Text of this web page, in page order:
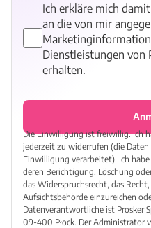
Ich erkläre mich
an die von mir
Dienstleistungen von
erhalten.
Die Einwilligung ist freiwillig. Ich
jederzeit zu widerrufen (die
Einwilligung verarbeitet). Ich
deren Berichtigung, Löschung
das Widerspruchsrecht, das
Aufsichtsbehörde einzureichen
Datenverantwortliche ist Prosker
09-400 Płock. Der Administrator